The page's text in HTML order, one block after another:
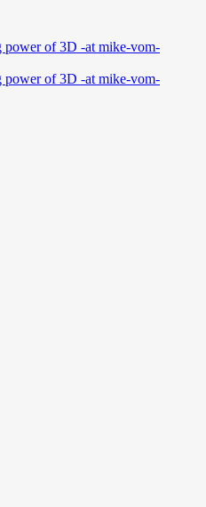
power of 3D -at mike-vom-
power of 3D -at mike-vom-